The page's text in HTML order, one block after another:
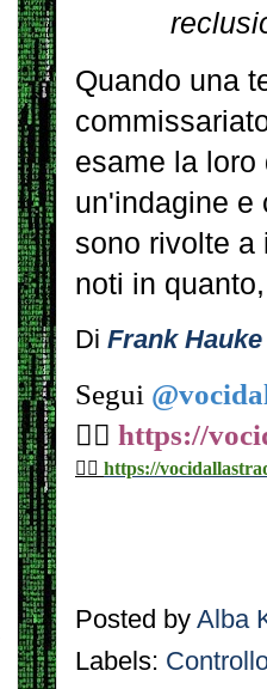
Quando una
esame la loro
un'indagine e
sono rivolte a
noti in
Di Frank Hauke
Segui
👉🏼 https://
👉🏼 https://
Posted by Alba
Labels: